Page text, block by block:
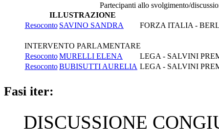
Partecipanti allo svolgimento/
ILLUSTRAZIONE
Resoconto SAVINO SANDRA FORZA ITALIA -
INTERVENTO PARLAMENTARE
Resoconto MURELLI ELENA
LEGA - SALVINI
Resoconto BUBISUTTI AURELIA LEGA - SALVINI
Fasi iter:
DISCUSSIONE